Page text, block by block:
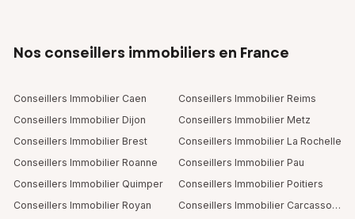
Nos conseillers immobiliers en France
Conseillers Immobilier Caen
Conseillers Immobilier Reims
Conseillers Immobilier Dijon
Conseillers Immobilier Metz
Conseillers Immobilier Brest
Conseillers Immobilier La Rochelle
Conseillers Immobilier Roanne
Conseillers Immobilier Pau
Conseillers Immobilier Quimper
Conseillers Immobilier Poitiers
Conseillers Immobilier Royan
Conseillers Immobilier Carcassonne